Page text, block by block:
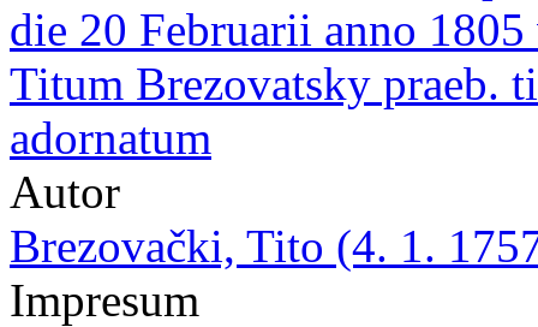
die 20 Februarii anno
Titum Brezovatsky praeb.
adornatum
Autor
Brezovački, Tito (4. 1.
Impresum